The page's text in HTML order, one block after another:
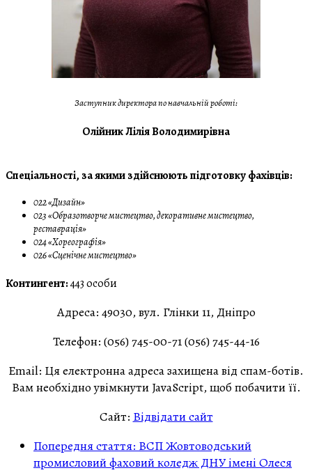
Заступник директора по навчальній роботі:
Олійник Лілія Володимирівна
Спеціальності, за якими здійснюють підготовку фахівців:
022 «Дизайн»
023 «Образотворче мистецтво, декоративне мистецтво,
реставрація»
024 «Хореографія»
026 «Сценічне мистецтво»
Контингент:443 особи
Адреса: 49030, вул. Глінки 11, Дніпро
Телефон: (056) 745-00-71 (056) 745-44-16
Email: Ця електронна адреса захищена від спам-ботів.
Вам необхідно увімкнути JavaScript, щоб побачити її.
Сайт: Відвідати сайт
Попередня стаття: ВСП Жовтоводський
промисловий фаховий коледж ДНУ імені Олеся